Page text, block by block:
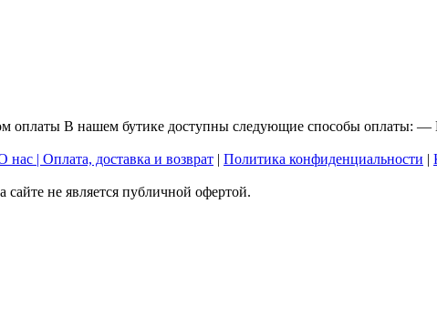
оплаты В нашем бутике доступны следующие способы
нас | Оплата, доставка и возврат | Политика конфиденциальности |
не является публичной офертой.